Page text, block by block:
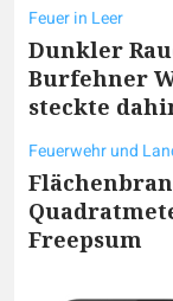
Feuer in Leer
Dunkler
Burfehner
steckte
Feuerwehr und
Freepsum